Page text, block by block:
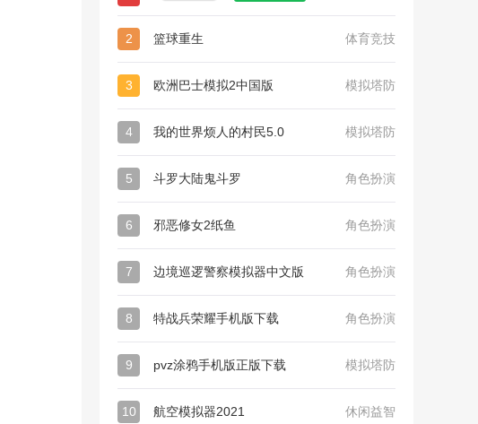
2 篮球重生 体育竞技
3 欧洲巴士模拟2中国版 模拟塔防
4 我的世界烦人的村民5.0 模拟塔防
5 斗罗大陆鬼斗罗 角色扮演
6 邪恶修女2纸鱼 角色扮演
7 边境巡逻警察模拟器中文版 角色扮演
8 特战兵荣耀手机版下载 角色扮演
9 pvz涂鸦手机版正版下载 模拟塔防
10 航空模拟器2021 休闲益智